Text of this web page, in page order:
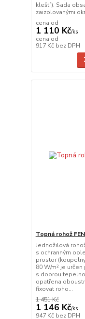
kleští). Sada
zaizolovanými
cena od
1 110 Kč/ks
cena od
917 Kč bez DPH
Topná rohož
Jednožilová
s ochranným
prostor
80 W/m² je
s dobrou
opatřena
fixovat roho...
1 451 Kč
1 146 Kč/ks
947 Kč bez DPH